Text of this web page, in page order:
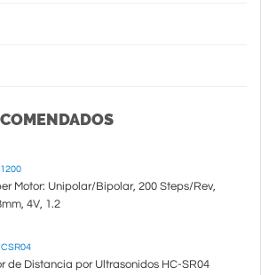
Motor: Unipolar/Bipolar, 200 Steps/Rev,
4V, 1.2
de Distancia por Ultrasonidos HC-SR04